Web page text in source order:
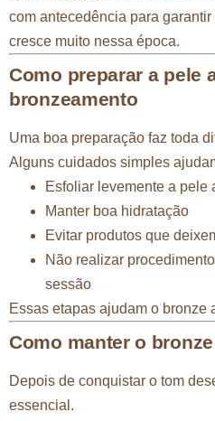
com antecedência para
cresce muito nessa época.
Como preparar a pele
bronzeamento
Uma boa preparação faz toda
Alguns cuidados simples
Esfoliar levemente a pele
Manter boa hidratação
Evitar produtos que
Não realizar
sessão
Essas etapas ajudam o bronze
Como manter o
Depois de conquistar o tom
essencial.